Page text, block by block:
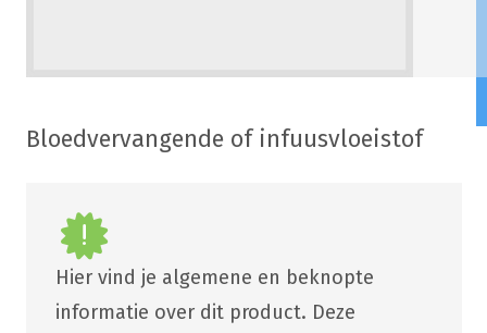
Bloedvervangende of infuusvloeistof
Hier vind je algemene en beknopte
informatie over dit product. Deze